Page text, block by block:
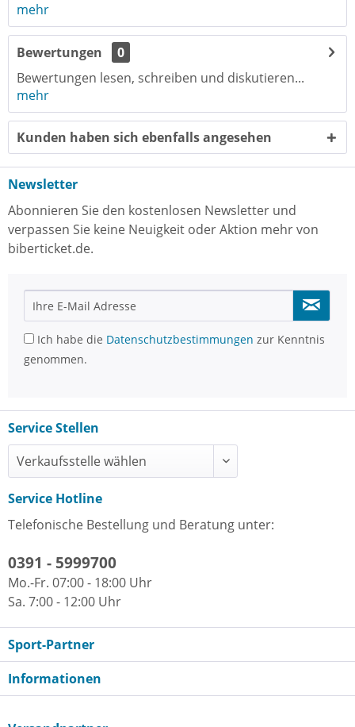
mehr
Bewertungen
0
Bewertungen lesen, schreiben und diskutieren...
mehr
Kunden haben sich ebenfalls angesehen
Newsletter
Abonnieren Sie den kostenlosen Newsletter und
verpassen Sie keine Neuigkeit oder Aktion mehr von
biberticket.de.
Ich habe die Datenschutzbestimmungen zur Kenntnis
genommen.
Service Stellen
Service Hotline
Telefonische Bestellung und Beratung unter:
0391 - 5999700
Mo.-Fr. 07:00 - 18:00 Uhr
Sa. 7:00 - 12:00 Uhr
Sport-Partner
Informationen